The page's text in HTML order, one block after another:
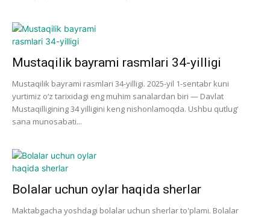
Mustaqilik bayrami rasmlari 34-yilligi
Mustaqilik bayrami rasmlari 34-yilligi. 2025-yil 1-sentabr kuni
yurtimiz o‘z tarixidagi eng muhim sanalardan biri — Davlat
Mustaqilligining 34 yilligini keng nishonlamoqda. Ushbu qutlug‘
sana munosabati...
Bolalar uchun oylar haqida sherlar
Maktabgacha yoshdagi bolalar uchun sherlar to'plami. Bolalar